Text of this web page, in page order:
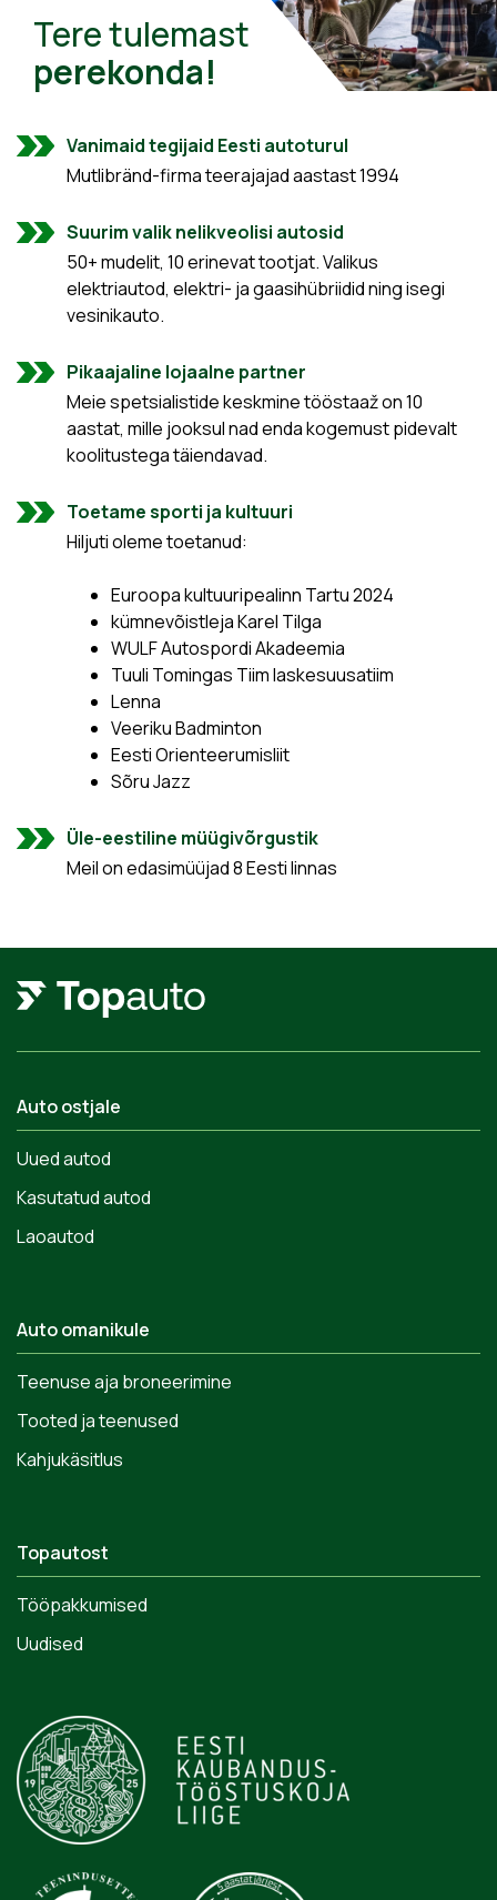
Tere tulemast
perekonda!
Vanimaid tegijaid Eesti autoturul
Mutlibränd-firma teerajajad aastast 1994
Suurim valik nelikveolisi autosid
50+ mudelit, 10 erinevat tootjat. Valikus
elektriautod, elektri- ja gaasihübriidid ning isegi
vesinikauto.
Pikaajaline lojaalne partner
Meie spetsialistide keskmine tööstaaž on 10
aastat, mille jooksul nad enda kogemust pidevalt
koolitustega täiendavad.
Toetame sporti ja kultuuri
Hiljuti oleme toetanud:
Euroopa kultuuripealinn Tartu 2024
kümnevõistleja Karel Tilga
WULF Autospordi Akadeemia
Tuuli Tomingas Tiim laskesuusatiim
Lenna
Veeriku Badminton
Eesti Orienteerumisliit
Sõru Jazz
Üle-eestiline müügivõrgustik
Meil on edasimüüjad 8 Eesti linnas
Auto ostjale
Uued autod
Kasutatud autod
Laoautod
Auto omanikule
Teenuse aja broneerimine
Tooted ja teenused
Kahjukäsitlus
Topautost
Tööpakkumised
Uudised